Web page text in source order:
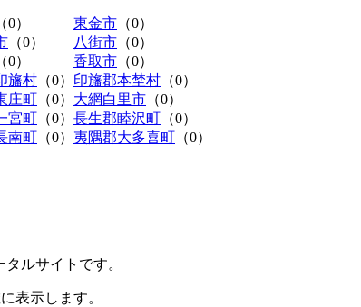
（0） 東金市 （0）
（0） 八街市 （0）
（0） 香取市 （0）
旛村 （0） 印旛郡本埜村 （0）
庄町 （0） 大網白里市 （0）
宮町 （0） 長生郡睦沢町 （0）
南町 （0） 夷隅郡大多喜町 （0）
ルサイトです。
表示します。